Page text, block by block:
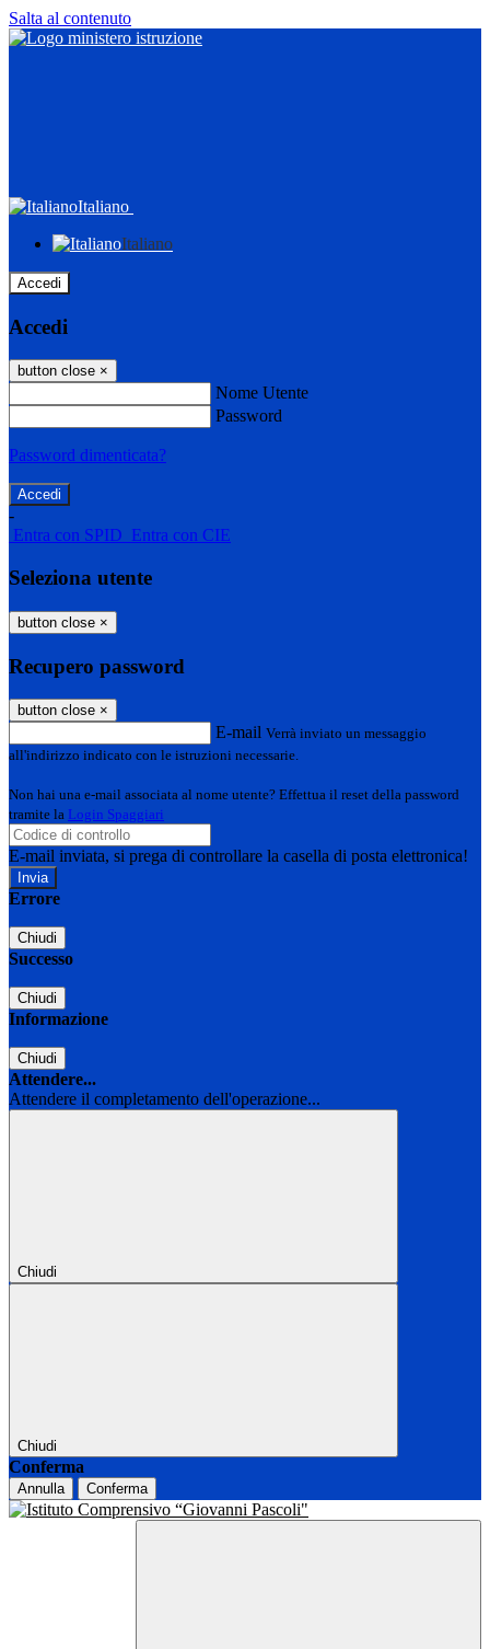
Salta al contenuto
Italiano
Italiano
Accedi
Accedi
button close ×
Nome Utente
Password
Password dimenticata?
-
Entra con SPID Entra con CIE
Seleziona utente
button close ×
Recupero password
button close ×
E-mail Verrà inviato un messaggio
all'indirizzo indicato con le istruzioni necessarie.
Non hai una e-mail associata al nome utente? Effettua il reset della password
tramite la Login Spaggiari
E-mail inviata, si prega di controllare la casella di posta elettronica!
Errore
Chiudi
Successo
Chiudi
Informazione
Chiudi
Attendere...
Attendere il completamento dell'operazione...
Chiudi
Chiudi
Conferma
Annulla Conferma